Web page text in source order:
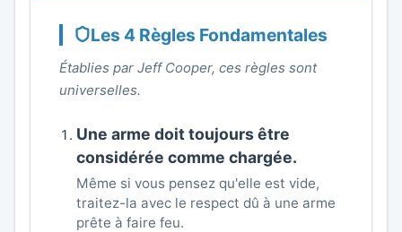
Les 4 Règles Fondamentales
Établies par Jeff Cooper, ces règles sont
universelles.
Une arme doit toujours être
considérée comme chargée.
Même si vous pensez qu'elle est vide,
traitez-la avec le respect dû à une arme
prête à faire feu.